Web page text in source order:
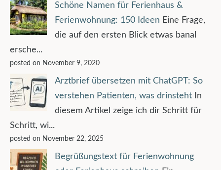
Schöne Namen für Ferienhaus &
Ferienwohnung: 150 Ideen Eine Frage,
die auf den ersten Blick etwas banal
ersche...
posted on November 9, 2020
Arztbrief übersetzen mit ChatGPT: So
verstehen Patienten, was drinsteht
In
diesem Artikel zeige ich dir Schritt für
Schritt, wi...
posted on November 22, 2025
Begrüßungstext für Ferienwohnung